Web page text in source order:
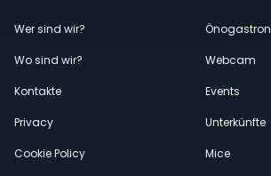
Menù
secondario
Wer sind wir?
Wo sind wir?
Kontakte
Privacy
Cookie Policy
Webcam
Events
Unterkünfte
Mice